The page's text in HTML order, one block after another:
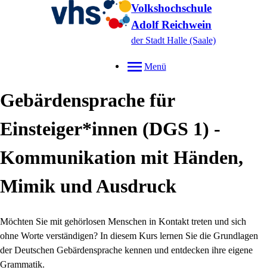
Volkshochschule
Adolf Reichwein
der Stadt Halle (Saale)
Menü
Gebärdensprache für
Einsteiger*innen (DGS 1) -
Kommunikation mit Händen,
Mimik und Ausdruck
Möchten Sie mit gehörlosen Menschen in Kontakt treten und sich
ohne Worte verständigen? In diesem Kurs lernen Sie die Grundlagen
der Deutschen Gebärdensprache kennen und entdecken ihre eigene
Grammatik.